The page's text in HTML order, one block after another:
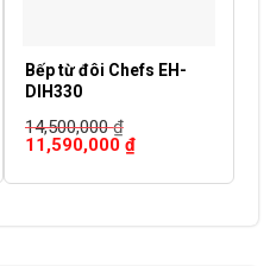
Bếp từ đôi Chefs EH-
DIH330
14,500,000₫
Giá
gốc
là:
11,590,000 ₫Giá
tại